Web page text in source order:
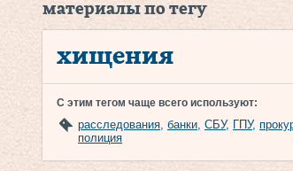
материалы по тегу
хищения
С этим тегом чаще всего используют:
расследования, банки, СБУ, ГПУ,
полиция